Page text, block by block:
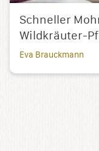
Schneller
Wildkräuter-
Eva Brauckmann